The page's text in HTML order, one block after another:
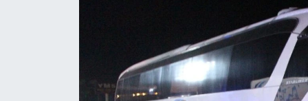
Devrekani Haberleri
Doğanyurt Haberleri